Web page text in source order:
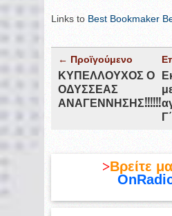
Links to Best Bookmaker
← Προϊγούμενο
ΚΥΠΕΛΛΟΥΧΟΣ Ο
ΟΔΥΣΣΕΑΣ
ΑΝΑΓΕΝΝΗΣΗΣ!!!!!!
>Βρείτε